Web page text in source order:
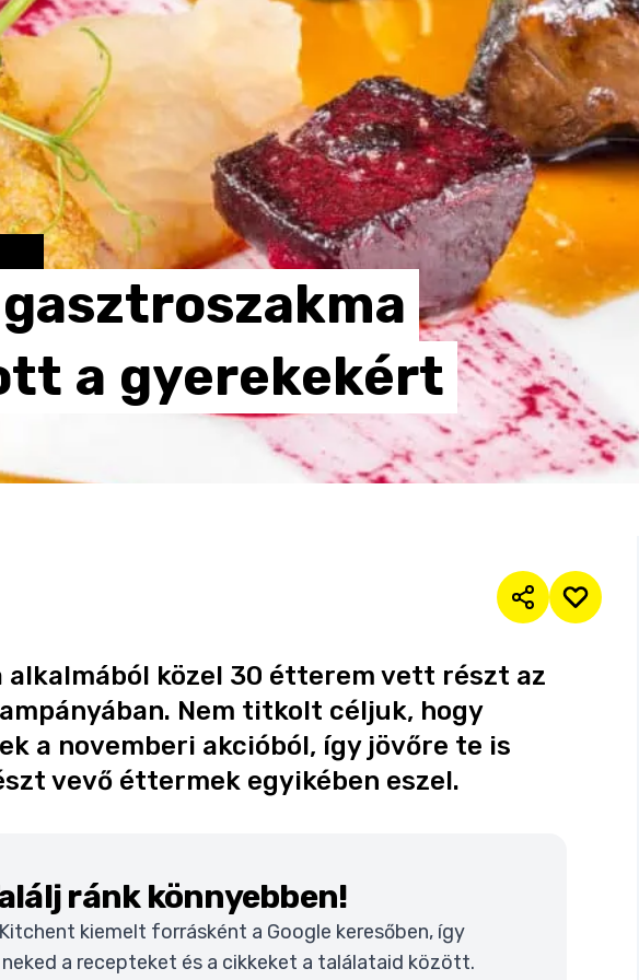
gasztroszakma
a gyerekekért
alkalmából közel 30 étterem vett részt az
Nem titkolt céljuk, hogy
a novemberi akcióból, így jövőre te is
vevő éttermek egyikében eszel.
ránk könnyebben!
kiemelt forrásként a Google keresőben, így
a recepteket és a cikkeket a találataid között.